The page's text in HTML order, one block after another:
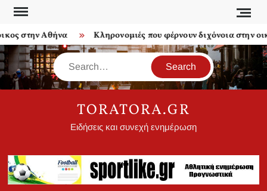
Skip
content
στην Αθήνα Κληρονομιές που φέρνουν διχόνοια στην
Search
TORATORA.GR
Ειδήσεις και συνεχή ενημέρωση